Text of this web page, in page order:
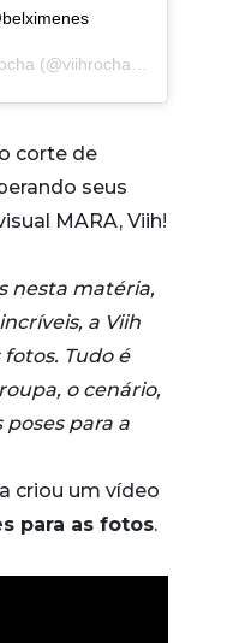
(@viihrocha) on
corte de
seus
MARA, Viih!
nesta matéria,
a Viih
Tudo é
o cenário,
poses para a
criou um vídeo
para as fotos.